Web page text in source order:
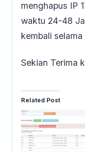
menghapus IP
waktu 24-48
kembali
Sekian Terima
Related Post